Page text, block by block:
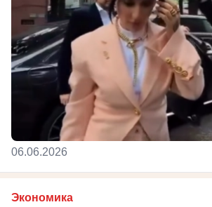
06.06.2026
Экономика